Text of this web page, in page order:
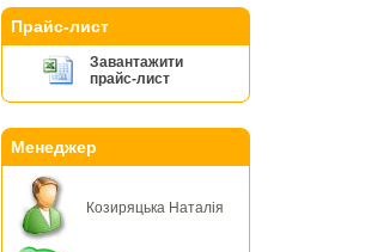
Прайс-лист
Завантажити
прайс-лист
Менеджер
Козиряцька Наталія